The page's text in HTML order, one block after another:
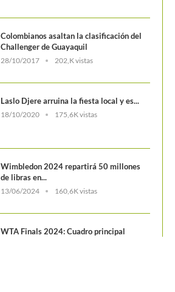
Colombianos asaltan la clasificación del
Challenger de Guayaquil
28/10/2017 202,K vistas
Laslo Djere arruina la fiesta local y es...
18/10/2020 175,6K vistas
Wimbledon 2024 repartirá 50 millones
de libras en...
13/06/2024 160,6K vistas
WTA Finals 2024: Cuadro principal